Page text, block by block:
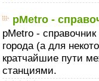
pMetro -
pMetro -
города (а для
кратчайшие пути
станциями.